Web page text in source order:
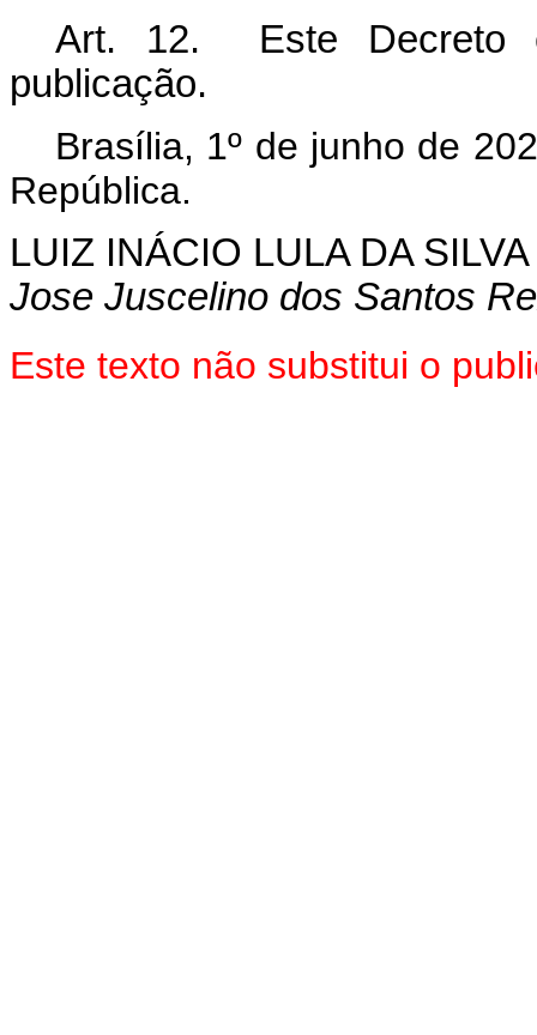
Art. 12. Este Decreto
publicação.
Brasília, 1º de junho de
República.
LUIZ INÁCIO LULA DA SILVA
Jose Juscelino dos Santos
Este texto não substitui o